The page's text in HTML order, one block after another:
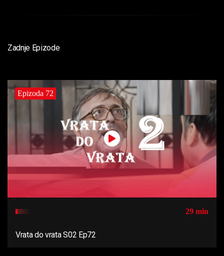
Zadnje Epizode
Epizoda 72
29 min
Vrata do vrata S02 Ep72